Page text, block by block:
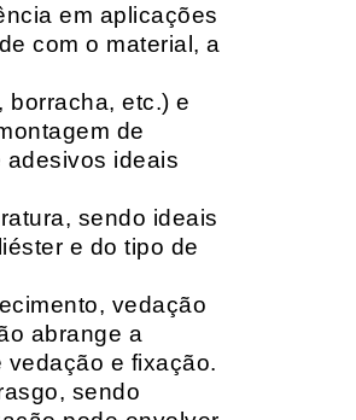
em aplicações
com o material, a
borracha, etc.) e
de
adesivos ideais
sendo ideais
e do tipo de
vedação
abrange a
e fixação.
sendo